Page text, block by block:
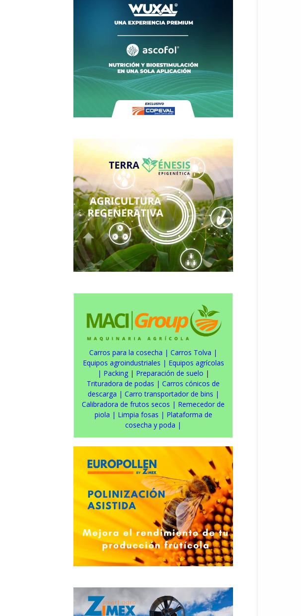
Carros para la cosecha | Carros Tolva |
Equipos agroindustriales | Equipos agrícolas
| Packing| Preparación de suelo |
Trituradora de podas | Carros cónicos de
descarga | Carro transportador de bins |
Calibradora de frutos secos | Remecedor de
piola | Limpia fosas | Plataforma de
cosecha y poda |